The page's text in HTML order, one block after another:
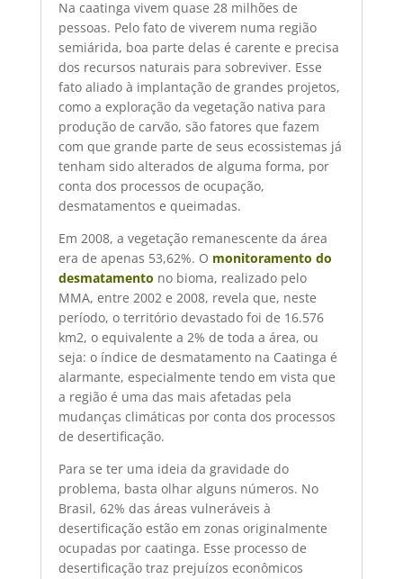
Na caatinga vivem quase 28 milhões de
pessoas. Pelo fato de viverem numa região
semiárida, boa parte delas é carente e precisa
dos recursos naturais para sobreviver. Esse
fato aliado à implantação de grandes projetos,
como a exploração da vegetação nativa para
produção de carvão, são fatores que fazem
com que grande parte de seus ecossistemas já
tenham sido alterados de alguma forma, por
conta dos processos de ocupação,
desmatamentos e queimadas.
Em 2008, a vegetação remanescente da área
era de apenas 53,62%. O monitoramento do
desmatamento no bioma, realizado pelo
MMA, entre 2002 e 2008, revela que, neste
período, o território devastado foi de 16.576
km2, o equivalente a 2% de toda a área, ou
seja: o índice de desmatamento na Caatinga é
alarmante, especialmente tendo em vista que
a região é uma das mais afetadas pela
mudanças climáticas por conta dos processos
de desertificação.
Para se ter uma ideia da gravidade do
problema, basta olhar alguns números. No
Brasil, 62% das áreas vulneráveis à
desertificação estão em zonas originalmente
ocupadas por caatinga. Esse processo de
desertificação traz prejuízos econômicos